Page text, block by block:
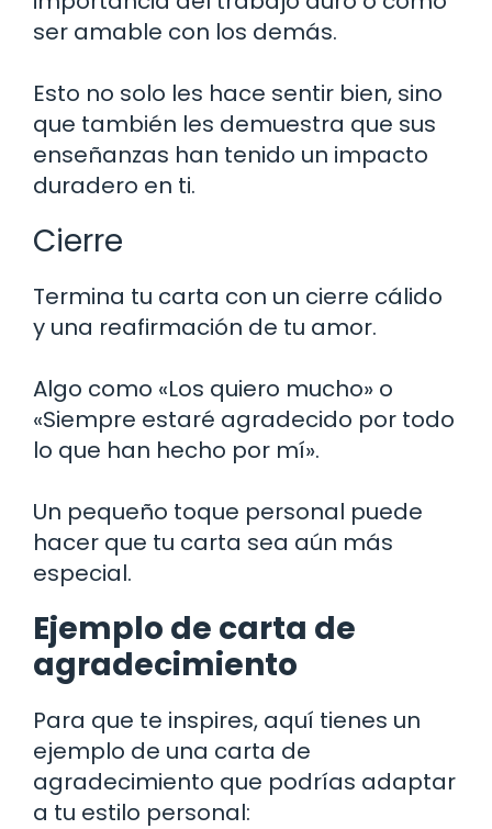
ser amable con los demás.
Esto no solo les hace sentir bien, sino
que también les demuestra que sus
enseñanzas han tenido un impacto
duradero en ti.
Cierre
Termina tu carta con un cierre cálido
y una reafirmación de tu amor.
Algo como «Los quiero mucho» o
«Siempre estaré agradecido por todo
lo que han hecho por mí».
Un pequeño toque personal puede
hacer que tu carta sea aún más
especial.
Ejemplo de carta de
agradecimiento
Para que te inspires, aquí tienes un
ejemplo de una carta de
agradecimiento que podrías adaptar
a tu estilo personal: